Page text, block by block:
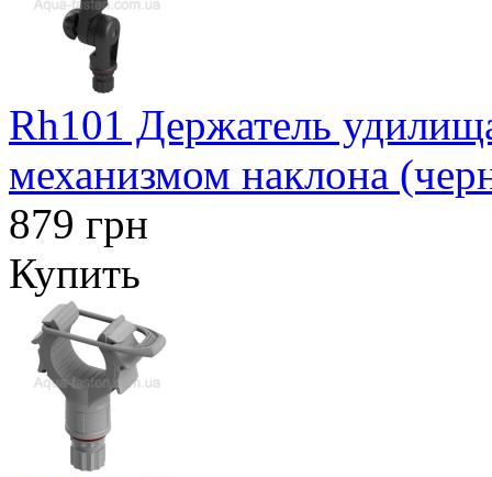
Rh101 Держатель
механизмом наклона
879 грн
Купить